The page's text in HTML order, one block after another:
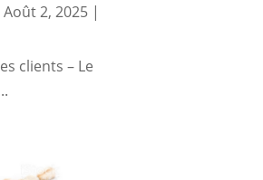
Août 2, 2025|
clients – Le